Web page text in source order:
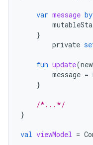
var message by
}
private
fun update(
message =
}
/*...*/
}
val viewModel =